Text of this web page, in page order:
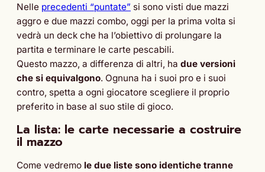
Nelle precedenti “puntate” si sono visti due mazzi
aggro e due mazzi combo, oggi per la prima volta si
vedrà un deck che ha l’obiettivo di prolungare la
partita e terminare le carte pescabili.
Questo mazzo, a differenza di altri, ha due versioni
che si equivalgono. Ognuna ha i suoi pro e i suoi
contro, spetta a ogni giocatore scegliere il proprio
preferito in base al suo stile di gioco.
La lista: le carte necessarie a costruire
il mazzo
Come vedremo le due liste sono identiche tranne